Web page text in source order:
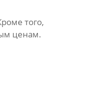
того,
ценам.